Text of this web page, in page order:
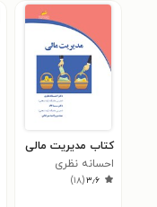
کتاب مدیریت مالی
احسانه نظری
۳٫۶(۱۸)